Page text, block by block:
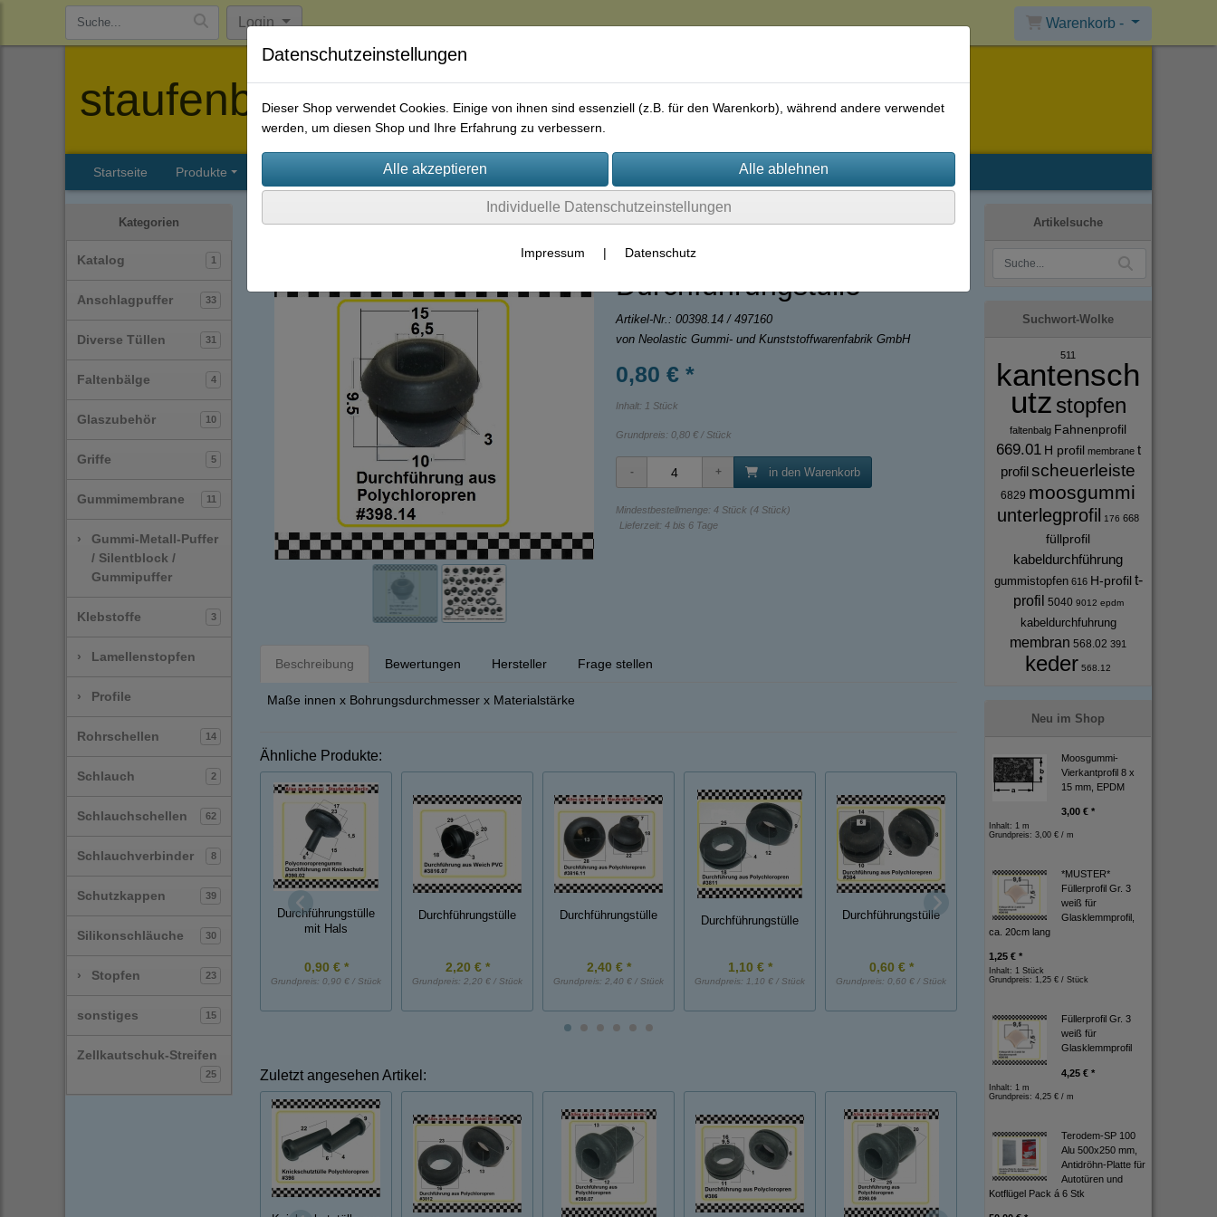
Login Warenkorb -
staufenbiel-berlin
Startseite Produkte Firmenhistorie AGB
Kategorien
Katalog 1
Anschlagpuffer 33
Diverse Tüllen 31
Faltenbälge 4
Glaszubehör 10
Griffe 5
Gummimembrane 11
›
Gummi-Metall-Puffer
/ Silentblock /
Gummipuffer
Klebstoffe 3
› Lamellenstopfen
› Profile
Rohrschellen 14
Schlauch 2
Schlauchschellen 62
Schlauchverbinder 8
Schutzkappen 39
Silikonschläuche 30
› Stopfen 23
sonstiges 15
Zellkautschuk-Streifen
25
Durchführungstülle
Artikel-Nr.: 00398.14 / 497160
von Neolastic Gummi- und Kunststoffwarenfabrik GmbH
0,80 € *
Inhalt: 1 Stück
Grundpreis: 0,80 € / Stück
in den Warenkorb
Mindestbestellmenge: 4 Stück (4 Stück)
Lieferzeit: 4 bis 6 Tage
Beschreibung Bewertungen Hersteller Frage stellen
Maße innen x Bohrungsdurchmesser x Materialstärke
Ähnliche Produkte:
Durchführungstülle
mit Hals
0,90 € *
Grundpreis: 0,90 € / Stück
Durchführungstülle
2,20 € *
Grundpreis: 2,20 € / Stück
Durchführungstülle
2,40 € *
Grundpreis: 2,40 € / Stück
Durchführungstülle
1,10 € *
Grundpreis: 1,10 € / Stück
Durchführungstülle
0,60 € *
Grundpreis: 0,60 € / Stück
Durchführungstülle
1,15 € *
Grundpreis:1,15 € / Stück
Zuletzt angesehen Artikel:
Artikelsuche
Suchwort-Wolke
511
kantensch
utz stopfen
faltenbalg Fahnenprofil
669.01 H profil membrane t
profilscheuerleiste
6829 moosgummi
unterlegprofil 176 668
füllprofil
kabeldurchführung
gummistopfen 616 H-profil t-
profil 5040 9012 epdm
kabeldurchfuhrung
membran 568.02 391
keder 568.12
Neu im Shop
Moosgummi-
Vierkantprofil 8 x
15 mm, EPDM
3,00 € *
Inhalt: 1 m
Grundpreis: 3,00 € / m
*MUSTER*
Füllerprofil Gr. 3
weiß für
Glasklemmprofil,
ca. 20cm lang
1,25 € *
Inhalt: 1 Stück
Grundpreis: 1,25 € / Stück
Füllerprofil Gr. 3
weiß für
Glasklemmprofil
4,25 € *
Inhalt: 1 m
Grundpreis: 4,25 € / m
Terodem-SP 100
Alu 500x250 mm,
Antidröhn-Platte für
Autotüren und
Kotflügel Pack á 6 Stk
Datenschutzeinstellungen
Dieser Shop verwendet Cookies. Einige von ihnen sind essenziell (z.B. für den Warenkorb), während andere verwendet
werden, um diesen Shop und Ihre Erfahrung zu verbessern.
Individuelle Datenschutzeinstellungen
Impressum | Datenschutz